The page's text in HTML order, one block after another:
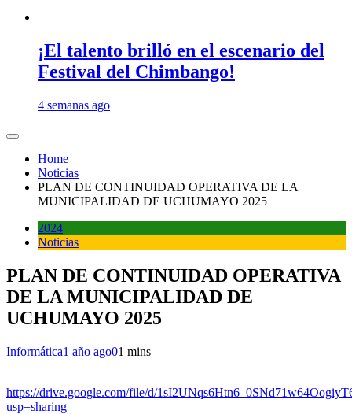
¡El talento brilló en el escenario del
Festival del Chimbango!
4 semanas ago
Home
Noticias
PLAN DE CONTINUIDAD OPERATIVA DE LA
MUNICIPALIDAD DE UCHUMAYO 2025
2024
Noticias
PLAN DE CONTINUIDAD OPERATIVA
DE LA MUNICIPALIDAD DE
UCHUMAYO 2025
Informática1 año ago01 mins
https://drive.google.com/file/d/
usp=sharing